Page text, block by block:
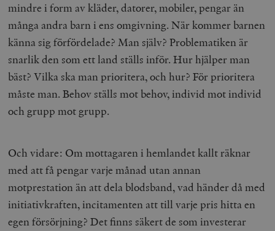
mindre i form av kläder, datorer, mobiler, pengar än
många andra barn i ens omgivning. När kommer barnen
känna sig förfördelade? Man själv? Problematiken är
snarlik den som ett land ställs inför. Hur hjälper man
bäst? Vilka ska man prioritera, och hur? För prioritera
måste man. Behov ställs mot behov, individ mot individ
och grupp mot grupp.
Och vidare: Om mottagaren i hemlandet kallt räknar
med att få pengar varje månad utan annan
motprestation än att dela blodsband, vad händer då med
initiativkraften, incitamenten att till varje pris hitta en
egen försörjning? Det finns säkert de som investerar